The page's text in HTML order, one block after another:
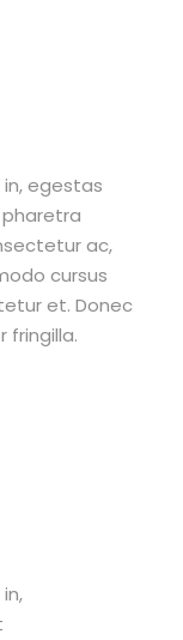
egestas
ac,
cursus
et. Donec
fringilla.